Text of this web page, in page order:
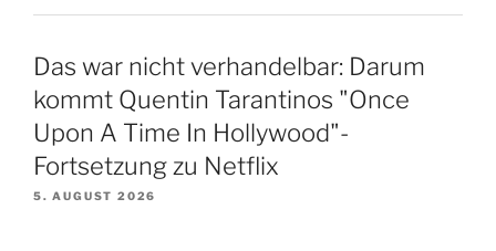
Das war nicht verhandelbar: Darum
kommt Quentin Tarantinos "Once
Upon A Time In Hollywood"-
Fortsetzung zu Netflix
5. AUGUST 2026